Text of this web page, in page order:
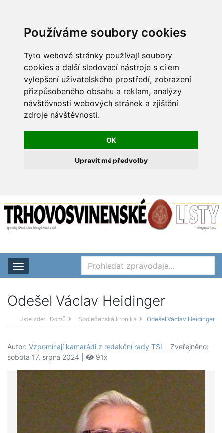
Používáme soubory cookies
Tyto webové stránky používají soubory
cookies a další sledovací nástroje s cílem
vylepšení uživatelského prostředí, zobrazení
přizpůsobeného obsahu a reklam, analýzy
návštěvnosti webových stránek a zjištění
zdroje návštěvnosti.
OK
Upravit mé předvolby
Rozbalit nabídku
Odešel Václav Heidinger
Jste zde: Domů Společenská kronika Odešel Václav Heidinger
Autor: Vzpomínají kamarádi z redakční rady TSL
| Zveřejněno:
sobota 17. srpna 2024 |
91x